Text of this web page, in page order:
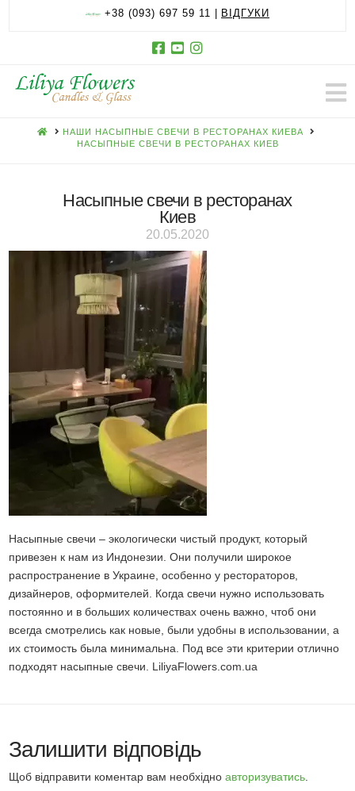
+38 (093) 697 59 11 | ВІДГУКИ
HOMEНАШИ НАСЫПНЫЕ СВЕЧИ В РЕСТОРАНАХ КИЕВА
НАСЫПНЫЕ СВЕЧИ В РЕСТОРАНАХ КИЕВ
Насыпные свечи в ресторанах
Киев
20.05.2020
Насыпные свечи – экологически чистый продукт, который
привезен к нам из Индонезии. Они получили широкое
распространение в Украине, особенно у рестораторов,
дизайнеров, оформителей. Когда свечи нужно использовать
постоянно и в больших количествах очень важно, чтоб они
всегда смотрелись как новые, были удобны в использовании, а
их стоимость была минимальна. Под все эти критерии отлично
подходят насыпные свечи. LiliyaFlowers.com.ua
Залишити відповідь
Щоб відправити коментар вам необхідноавторизуватись